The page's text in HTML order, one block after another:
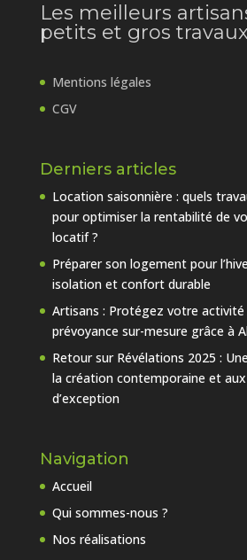
Les meilleurs
petits et gros
Mentions légales
CGV
Derniers articles
Location saisonnière : quels
pour optimiser la rentabilité de
locatif ?
Préparer son logement pour
isolation et confort durable
Artisans : Protégez votre activité
prévoyance sur-mesure grâce à
Retour sur Révélations 2025 :
la création contemporaine et
d’exception
Navigation
Accueil
Qui sommes-nous ?
Nos réalisations